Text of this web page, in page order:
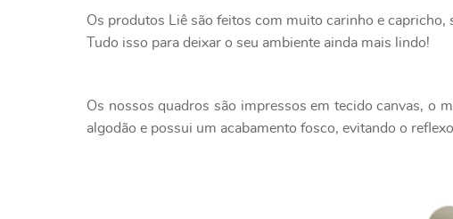
Os produtos Liê são feitos com muito carinho e
Tudo isso para deixar o seu ambiente ainda mais lindo!
Os nossos quadros são impressos em tecido canvas, o
algodão e possui um acabamento fosco, evitando o